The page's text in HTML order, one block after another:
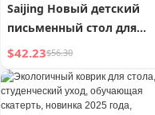
Saijing Новый детский
письменный стол для
учеников начальной
школы, письменный стол
для дома, передвижной
регулируемый стол со
$42.23$56.30